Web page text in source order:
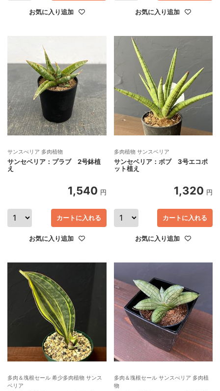
お気に入り追加 お気に入り追加
サンスべリア 多肉植物
サンセベリア：プラブ 2号鉢植
え
1,540 円
お気に入り追加
カートに入れる
多肉植物 サンスベリア
サンセベリア：ボブ 3号エコポ
ット植え
1,320 円
お気に入り追加
カートに入れる
多肉＆塊根セール 希少多肉植物 サンス
ベリア
多肉＆塊根セール サンスべリア 多肉植
物